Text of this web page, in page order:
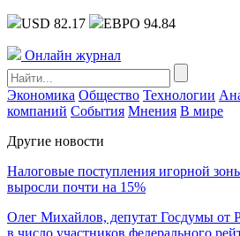
USD 82.17 ЕВРО 94.84
Онлайн журнал
Экономика Общество Технологии
компаний События Мнения В мире
Другие новости
Налоговые поступления игорной
выросли почти на 15%
Олег Михайлов, депутат Госдумы от
в число участников федерального